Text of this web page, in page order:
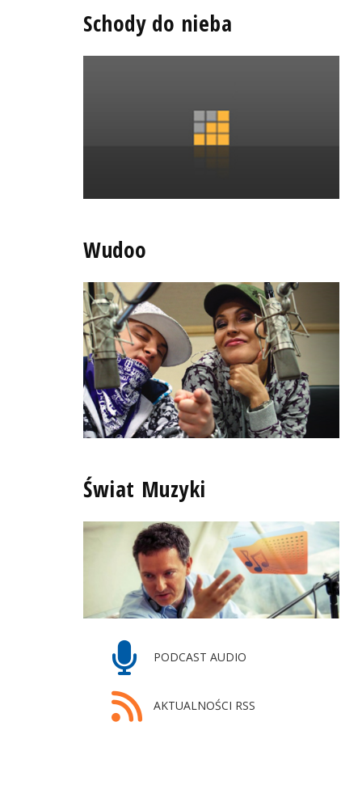
Schody do nieba
Wudoo
Świat Muzyki
PODCAST AUDIO
AKTUALNOŚCI RSS